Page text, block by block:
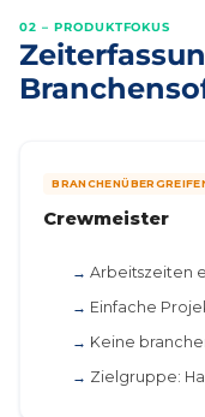
02 – PRODUKTFOKUS
Crewmeister
Arbeitszeiten
Einfache
Keine
Zielgruppe: